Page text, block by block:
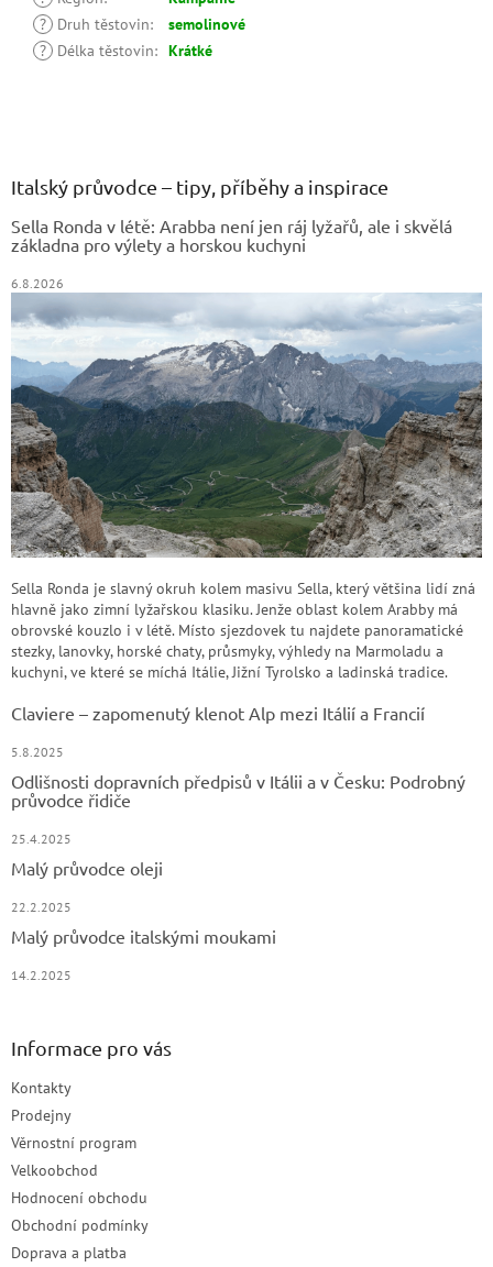
?
Druh těstovin:
semolinové
?
Délka těstovin: Krátké
Italský průvodce – tipy, příběhy a inspirace
Sella Ronda v létě: Arabba není jen ráj lyžařů, ale i skvělá
základna pro výlety a horskou kuchyni
6.8.2026
Sella Ronda je slavný okruh kolem masivu Sella, který většina lidí zná
hlavně jako zimní lyžařskou klasiku. Jenže oblast kolem Arabby má
obrovské kouzlo i v létě. Místo sjezdovek tu najdete panoramatické
stezky, lanovky, horské chaty, průsmyky, výhledy na Marmoladu a
kuchyni, ve které se míchá Itálie, Jižní Tyrolsko a ladinská tradice.
Claviere – zapomenutý klenot Alp mezi Itálií a Francií
5.8.2025
Odlišnosti dopravních předpisů v Itálii a v Česku: Podrobný
průvodce řidiče
25.4.2025
Malý průvodce oleji
22.2.2025
Malý průvodce italskými moukami
14.2.2025
Informace pro vás
Kontakty
Prodejny
Věrnostní program
Velkoobchod
Hodnocení obchodu
Obchodní podmínky
Doprava a platba